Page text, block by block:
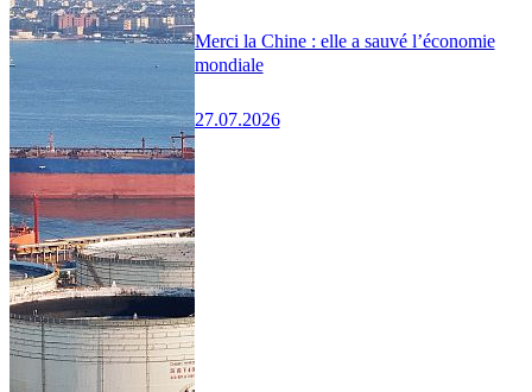
Merci la Chine : elle a sauvé l’économie
mondiale
27.07.2026